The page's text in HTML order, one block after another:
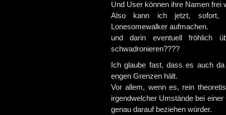
Und User können ihre Namen frei
Also kann ich jetzt, sofort,
Lonesomewalker aufmachen.
und darin eventuell fröhlich
schwadronieren????
Ich glaube fast, dass es auch
engen Grenzen hält.
Vor allem, wenn es, rein
irgendwelcher Umstände bei
genau darauf beziehen würder.